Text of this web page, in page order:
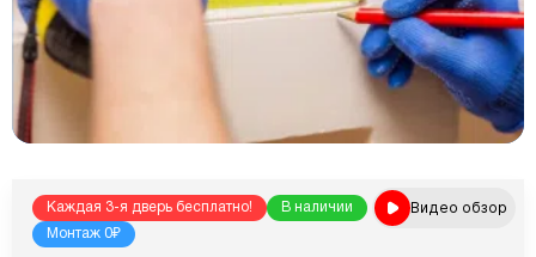
Каждая 3-я дверь бесплатно!
В наличии
Монтаж 0₽
Видео обзор